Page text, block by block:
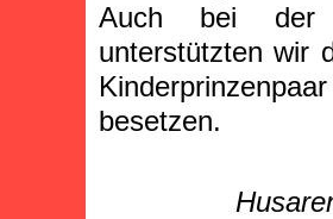
Auch bei der
unterstützten wir
besetzen.